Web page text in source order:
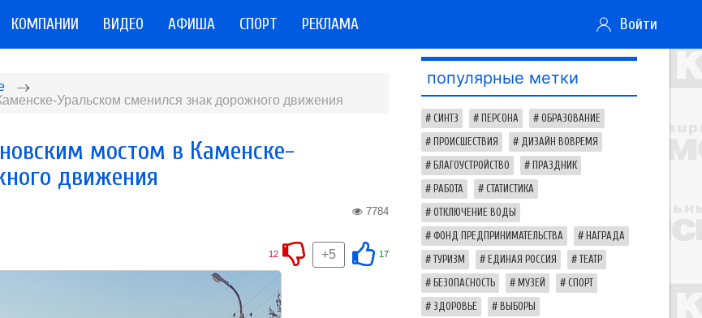
КОМПАНИИ ВИДЕО АФИША СПОРТ РЕКЛАМА Войти
Уральском сменился знак дорожного движения
мостом в Каменске-
движения
7784
17
+5
12
популярные метки
СИНТЗ ПЕРСОНА ОБРАЗОВАНИЕ
ПРОИСШЕСТВИЯ ДИЗАЙН ВОВРЕМЯ
БЛАГОУСТРОЙСТВО ПРАЗДНИК
РАБОТА СТАТИСТИКА
ОТКЛЮЧЕНИЕ ВОДЫ
ФОНД ПРЕДПРИНИМАТЕЛЬСТВА НАГРАДА
ТУРИЗМ ЕДИНАЯ РОССИЯ ТЕАТР
БЕЗОПАСНОСТЬ МУЗЕЙ СПОРТ
ЗДОРОВЬЕ ВЫБОРЫ